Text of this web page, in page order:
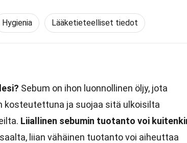
Hygienia Lääketieteelliset tiedot
Sebum on ihon luonnollinen öljy, jota
kosteutettuna ja suojaa sitä ulkoisilta
Liiallinen sebumin tuotanto voi
liian vähäinen tuotanto voi aiheuttaa